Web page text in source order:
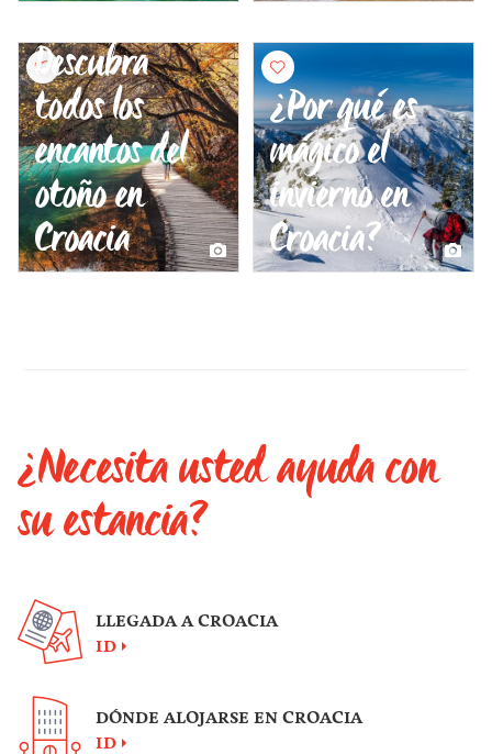
Descubra
todos los
encantos del
otoño en
Croacia
¿Por qué es
mágico el
invierno en
Croacia?
¿Necesita usted ayuda con
su estancia?
LLEGADA A CROACIA
ID
DÓNDE ALOJARSE EN CROACIA
ID